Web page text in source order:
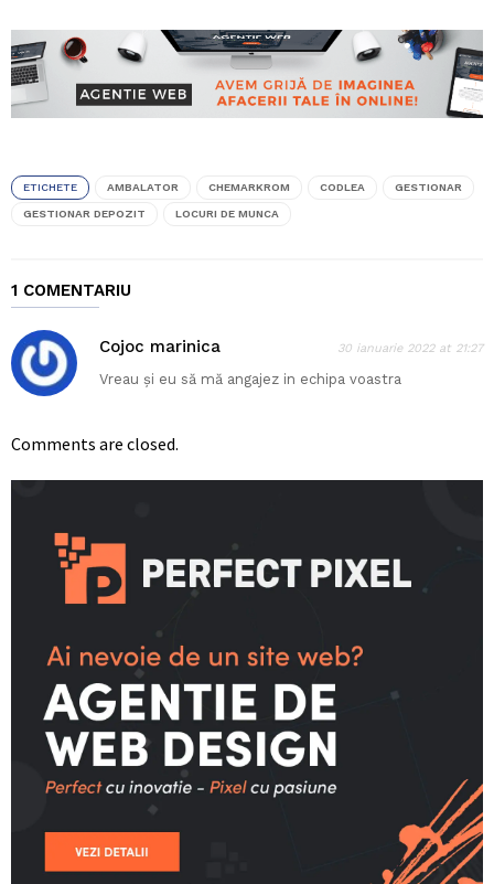
ETICHETE AMBALATOR CHEMARKROM CODLEA GESTIONAR
GESTIONAR DEPOZIT LOCURI DE MUNCA
1 COMENTARIU
Cojoc marinica 30 ianuarie 2022 at 21:27
Vreau și eu să mă angajez in echipa voastra
Comments are closed.